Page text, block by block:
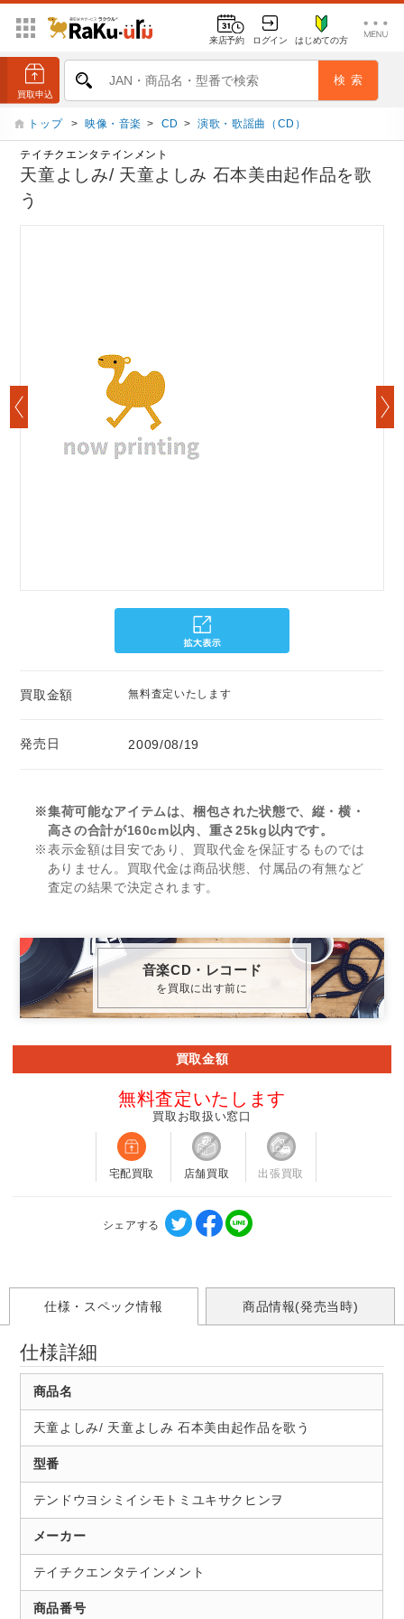
来店予約 ログイン はじめての方
トップ > 映像・音楽 > CD > 演歌・歌謡曲（CD）
テイチクエンタテインメント
天童よしみ/ 天童よしみ 石本美由起作品を歌
う
買取金額 無料査定いたします
発売日 2009/08/19
※集荷可能なアイテムは、梱包された状態で、縦・横・
高さの合計が160cm以内、重さ25kg以内です。
※表示金額は目安であり、買取代金を保証するものでは
ありません。買取代金は商品状態、付属品の有無など
査定の結果で決定されます。
音楽CD・レコード
を買取に出す前に
買取金額
無料査定いたします
買取お取扱い窓口
宅配買取 店舗買取 出張買取
シェアする
仕様・スペック情報 商品情報(発売当時)
仕様詳細
商品名
天童よしみ/ 天童よしみ 石本美由起作品を歌う
型番
テンドウヨシミイシモトミユキサクヒンヲ
メーカー
テイチクエンタテインメント
商品番号